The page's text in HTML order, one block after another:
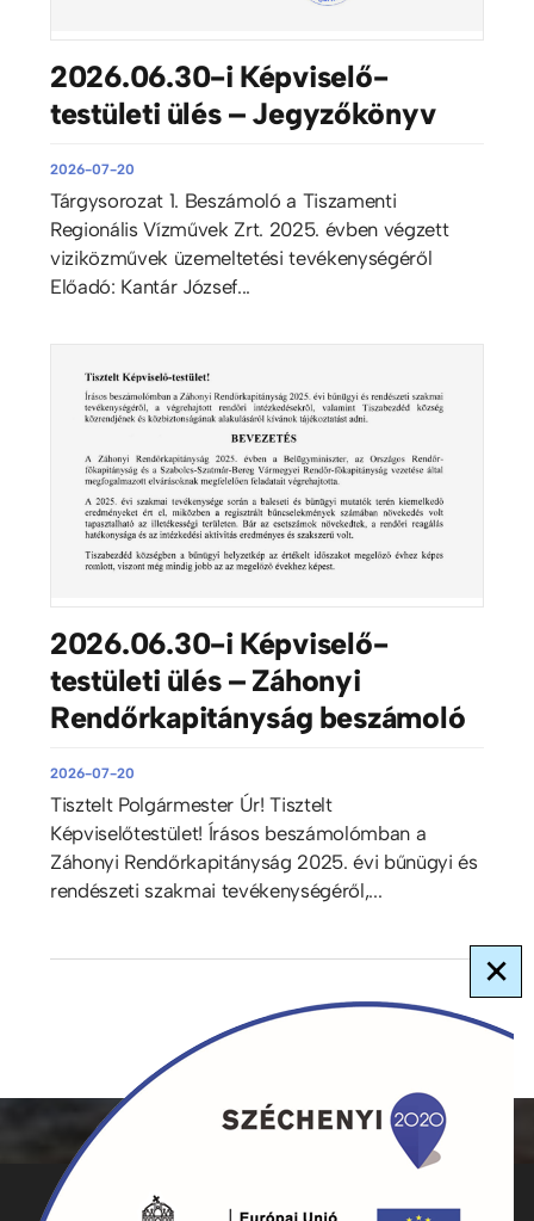
2026.06.30-i Képviselő-
testületi ülés – Jegyzőkönyv
2026-07-20
Tárgysorozat 1. Beszámoló a Tiszamenti
Regionális Vízművek Zrt. 2025. évben végzett
viziközművek üzemeltetési tevékenységéről
Előadó: Kantár József...
2026.06.30-i Képviselő-
testületi ülés – Záhonyi
Rendőrkapitányság beszámoló
2026-07-20
Tisztelt Polgármester Úr! Tisztelt
Képviselőtestület! Írásos beszámolómban a
Záhonyi Rendőrkapitányság 2025. évi bűnügyi és
rendészeti szakmai tevékenységéről,...
×